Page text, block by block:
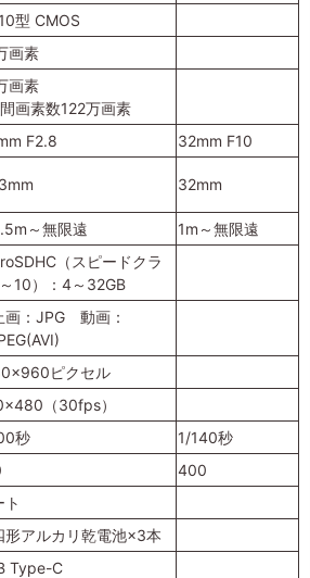
型 CMOS
画素
画素
画素数122万画素
F2.8
32mm F10
32mm
～無限遠 1m～無限遠
（スピードクラ
10）：4～32GB
画：JPG 動画：
ピクセル
（30fps）
秒
1/140秒
400
ト
形アルカリ乾電池×3本
Type-C